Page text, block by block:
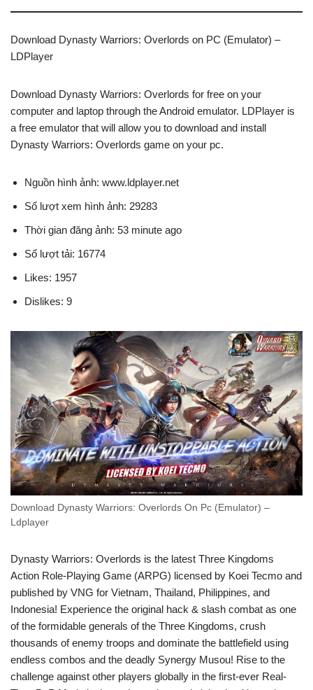
Download Dynasty Warriors: Overlords on PC (Emulator) –
LDPlayer
Download Dynasty Warriors: Overlords for free on your
computer and laptop through the Android emulator. LDPlayer is
a free emulator that will allow you to download and install
Dynasty Warriors: Overlords game on your pc.
Nguồn hình ảnh: www.ldplayer.net
Số lượt xem hình ảnh: 29283
Thời gian đăng ảnh: 53 minute ago
Số lượt tải: 16774
Likes: 1957
Dislikes: 9
Download Dynasty Warriors: Overlords On Pc (Emulator) –
Ldplayer
Dynasty Warriors: Overlords is the latest Three Kingdoms
Action Role-Playing Game (ARPG) licensed by Koei Tecmo and
published by VNG for Vietnam, Thailand, Philippines, and
Indonesia! Experience the original hack & slash combat as one
of the formidable generals of the Three Kingdoms, crush
thousands of enemy troops and dominate the battlefield using
endless combos and the deadly Synergy Musou! Rise to the
challenge against other players globally in the first-ever Real-